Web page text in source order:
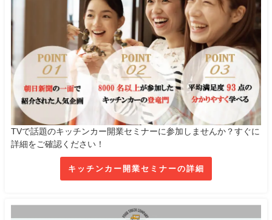
TVで話題のキッチンカー開業セミナーに参加しませんか？すぐに
詳細をご確認ください！
キッチンカー開業セミナーの詳細